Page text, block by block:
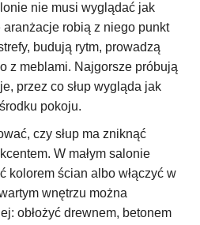
nie musi wyglądać jak
aranżacje robią z niego punkt
budują rytm, prowadzą
z meblami. Najgorsze próbują
przez co słup wygląda jak
pokoju.
czy słup ma zniknąć
W małym salonie
kolorem ścian albo włączyć w
wnętrzu można
obłożyć drewnem, betonem